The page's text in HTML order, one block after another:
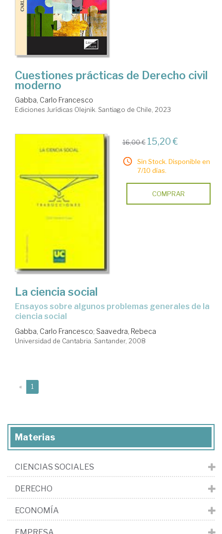
Cuestiones prácticas de Derecho civil
moderno
Gabba, Carlo Francesco
Ediciones Jurídicas Olejnik. Santiago de Chile, 2023
16,00 € 15,20 €
Sin Stock. Disponible en
7/10 días.
COMPRAR
La ciencia social
ensayos sobre algunos problemas generales de la
ciencia social
Gabba, Carlo Francesco; Saavedra, Rebeca
Universidad de Cantabria. Santander, 2008
« 1
Materias
CIENCIAS SOCIALES
DERECHO
ECONOMÍA